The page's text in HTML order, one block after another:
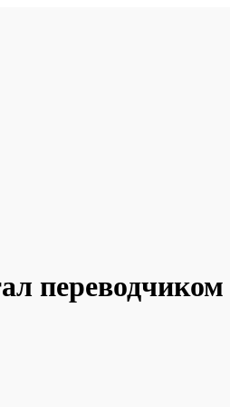
переводчиком